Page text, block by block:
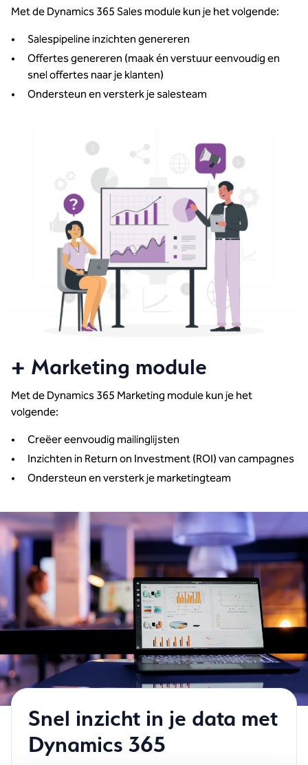
Met de Dynamics 365 Sales module kun je het volgende:
Salespipeline inzichten genereren
Offertes genereren (maak én verstuur eenvoudig en
snel offertes naar je klanten)
Ondersteun en versterk je salesteam
+ Marketing module
Met de Dynamics 365 Marketing module kun je het
volgende:
Creëer eenvoudig mailinglijsten
Inzichten in Return on Investment (ROI) van campagnes
Ondersteun en versterk je marketingteam
Snel inzicht in je data met
Dynamics 365